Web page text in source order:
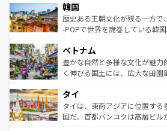
ワイを、存分に味わってほしい。 なお、新着のハワイ情報
はコンテンツ一覧を参照してほ
いる。アクティビティも充実し
ビング、ハイキングなど、アウ
い。オーストラリアの多彩な魅
参照してほしい。
ン）、静ひつな山岳地帯である
と山間の静けさが共存しており
驚きをもたらしてくれる。また
容にもいいと評判のスイーツな
が味わえる。 なお、新着の
照してほしい。
韓国
歴史ある王朝文化が残る一方
-POPで世界を席巻している韓
き、地方に足を延ばせば四季折
できる。そして、キムチや焼肉
まで、さまざまな韓国料理が待
リティに包まれながら、韓国の
わってみてほしい。
覧を参照してほしい。
ベトナム
豊かな自然と多様な文化が魅
く伸びる国土には、広大な田園
急速な発展と共に伝統が息づく
ーチミン市のフランス統治時代
醸し出している。また、バラエ
タイ
タイは、東南アジアに位置する
国だ。首都バンコクは高層ビル